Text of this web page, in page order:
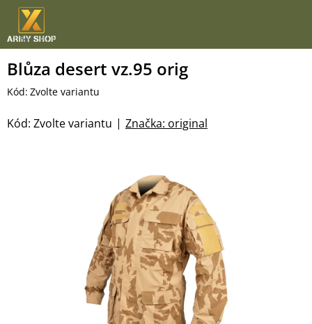
Přejít
obsah
Blůza desert vz.95 orig
Kód: Zvolte variantu
Značka: original
Kód: Zvolte variantu